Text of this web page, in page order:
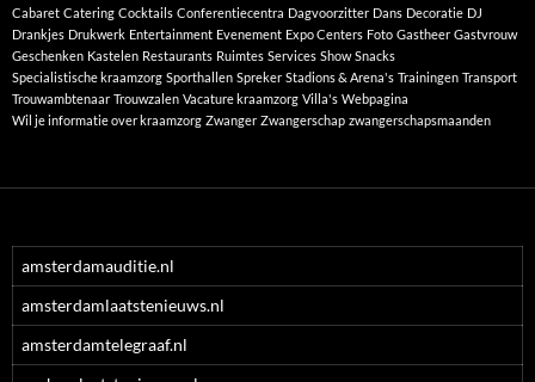
Cabaret Catering Cocktails Conferentiecentra Dagvoorzitter Dans Decoratie DJ
Drankjes Drukwerk Entertainment Evenement Expo Centers Foto Gastheer Gastvrouw
Geschenken Kastelen Restaurants Ruimtes Services Show Snacks
Specialistische kraamzorg Sporthallen Spreker Stadions & Arena's Trainingen Transport
Trouwambtenaar Trouwzalen Vacature kraamzorg Villa's Webpagina
Wil je informatie over kraamzorg Zwanger Zwangerschap zwangerschapsmaanden
amsterdamauditie.nl
amsterdamlaatstenieuws.nl
amsterdamtelegraaf.nl